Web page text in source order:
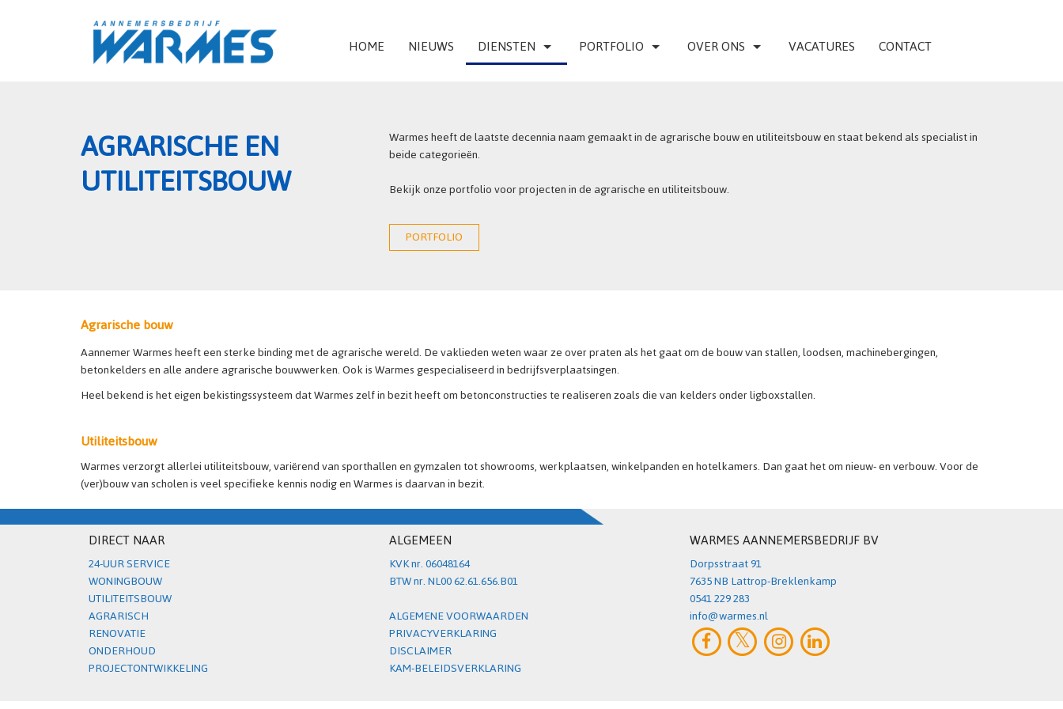
HOME NIEUWS DIENSTEN PORTFOLIO OVER ONS VACATURES CONTACT
AGRARISCHE EN
UTILITEITSBOUW
Warmes heeft de laatste decennia naam gemaakt in de agrarische bouw en utiliteitsbouw en staat bekend als specialist in
beide categorieën.
Bekijk onze portfolio voor projecten in de agrarische en utiliteitsbouw.
PORTFOLIO
Agrarische bouw
Aannemer Warmes heeft een sterke binding met de agrarische wereld. De vaklieden weten waar ze over praten als het gaat om de bouw van stallen, loodsen, machinebergingen,
betonkelders en alle andere agrarische bouwwerken. Ook is Warmes gespecialiseerd in bedrijfsverplaatsingen.
Heel bekend is het eigen bekistingssysteem dat Warmes zelf in bezit heeft om betonconstructies te realiseren zoals die van kelders onder ligboxstallen.
Utiliteitsbouw
Warmes verzorgt allerlei utiliteitsbouw, variërend van sporthallen en gymzalen tot showrooms, werkplaatsen, winkelpanden en hotelkamers. Dan gaat het om nieuw- en verbouw. Voor de
(ver)bouw van scholen is veel specifieke kennis nodig en Warmes is daarvan in bezit.
DIRECT NAAR
24-UUR SERVICE
WONINGBOUW
UTILITEITSBOUW
AGRARISCH
RENOVATIE
ONDERHOUD
PROJECTONTWIKKELING
ALGEMEEN
KVK nr. 06048164
BTW nr. NL00 62.61.656.B01
ALGEMENE VOORWAARDEN
PRIVACYVERKLARING
DISCLAIMER
KAM-BELEIDSVERKLARING
WARMES AANNEMERSBEDRIJF BV
Dorpsstraat 91
7635 NB Lattrop-Breklenkamp
0541 229 283
info@warmes.nl